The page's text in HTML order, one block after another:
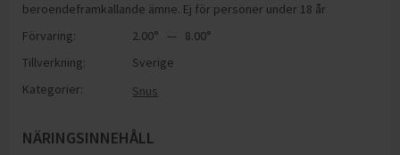
beroendeframkallande ämne. Ej för personer under 18 år
Förvaring:
2.00° — 8.00°
Tillverkning:
Sverige
Kategorier:
Snus
NÄRINGSINNEHÅLL